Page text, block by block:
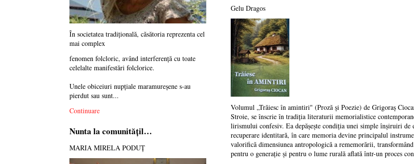
În societatea tradiţională, căsătoria reprezenta cel
mai complex
fenomen folcloric, având interferenţă cu toate
celelalte manifestări folclorice.
Unele obiceiuri nupţiale maramureşene s-au
pierdut sau sunt...
Continuare
Nunta la comunităţil…
MARIA MIRELA PODUȚ
Gelu Dragos
Volumul „Trăiesc în amintiri" (Proză și Poezie) de Grigoraș
Stroie, se înscrie în tradiția literaturii memorialistice
lirismului confesiv. Ea depășește condiția unei simple înșiruiri
recuperare identitară, în care memoria devine principalul
valorifică dimensiunea antropologică a rememorării,
pentru o generație și pentru o lume rurală aflată într-un proces